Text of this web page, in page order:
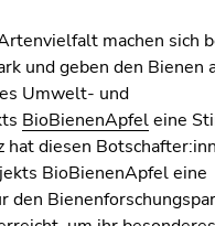
machen sich
und geben den Bienen
Umwelt- und
BioBienenApfeleine
hat diesen
BioBienenApfel eine
den